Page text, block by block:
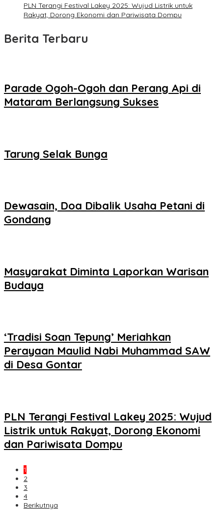
PLN Terangi Festival Lakey 2025: Wujud Listrik untuk
Rakyat, Dorong Ekonomi dan Pariwisata Dompu
Berita Terbaru
Parade Ogoh-Ogoh dan Perang Api di
Mataram Berlangsung Sukses
Tarung Selak Bunga
Dewasain, Doa Dibalik Usaha Petani di
Gondang
Masyarakat Diminta Laporkan Warisan
Budaya
‘Tradisi Soan Tepung’ Meriahkan
Perayaan Maulid Nabi Muhammad SAW
di Desa Gontar
PLN Terangi Festival Lakey 2025: Wujud
Listrik untuk Rakyat, Dorong Ekonomi
dan Pariwisata Dompu
1
2
3
4
Berikutnya